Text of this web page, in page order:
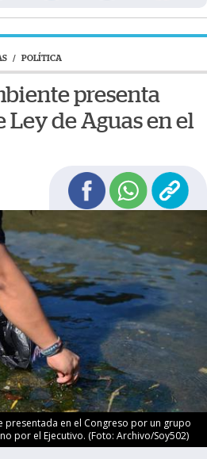
/ POLÍTICA
presenta
de Aguas en el
presentada en el Congreso por un grupo
por el Ejecutivo. (Foto: Archivo/Soy502)